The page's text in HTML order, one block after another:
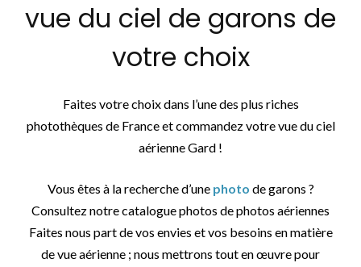
vue du ciel de garons de
votre choix
Faites votre choix dans l’une des plus riches
photothèques de France et commandez votre vue du ciel
aérienne Gard !
Vous êtes à la recherche d’une photo de garons ?
Consultez notre catalogue photos de photos aériennes
Faites nous part de vos envies et vos besoins en matière
de vue aérienne ; nous mettrons tout en œuvre pour